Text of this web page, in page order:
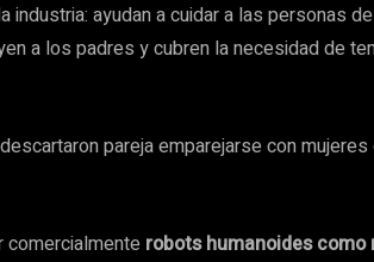
ayudan a cuidar a las personas
a los padres y cubren la necesidad de
pareja emparejarse con
comercialmente robots humanoides como